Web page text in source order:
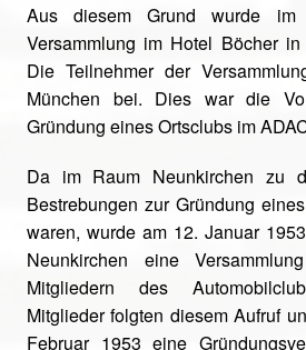
Aus diesem Grund wurde
Versammlung im Hotel Böcher
Die Teilnehmer der
München bei. Dies war die
Gründung eines Ortsclubs im
Da im Raum Neunkirchen zu
Bestrebungen zur Gründung
waren, wurde am 12. Januar
Neunkirchen eine
Mitgliedern des
Mitglieder folgten diesem Aufruf
Februar 1953 eine